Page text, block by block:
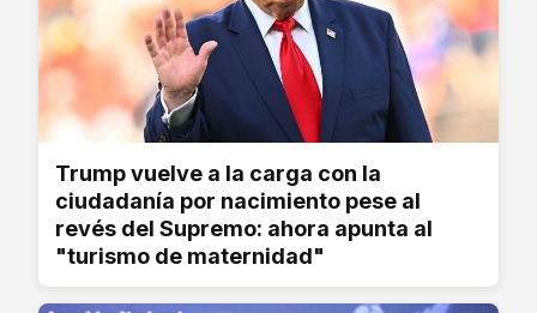
Trump vuelve a la carga con la
ciudadanía por nacimiento pese al
revés del Supremo: ahora apunta al
"turismo de maternidad"